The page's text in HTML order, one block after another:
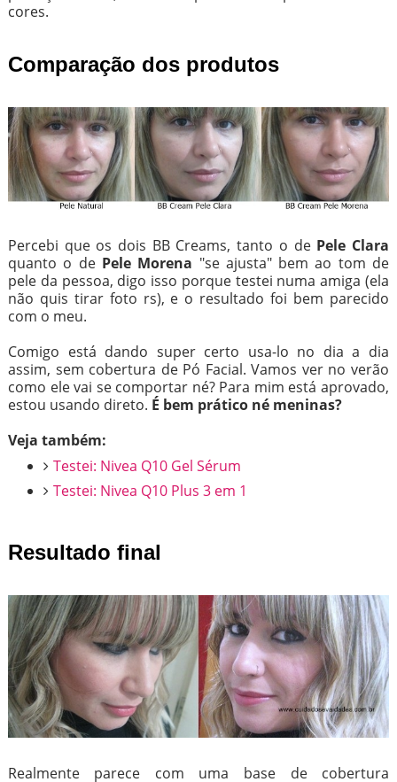
cores.
Comparação dos produtos
Percebi que os dois BB Creams, tanto o de Pele Clara
quanto o de Pele Morena "se ajusta" bem ao tom de
pele da pessoa, digo isso porque testei numa amiga (ela
não quis tirar foto rs), e o resultado foi bem parecido
com o meu.
Comigo está dando super certo usa-lo no dia a dia
assim, sem cobertura de Pó Facial. Vamos ver no verão
como ele vai se comportar né? Para mim está aprovado,
estou usando direto. É bem prático né meninas?
Veja também:
Testei: Nivea Q10 Gel Sérum
Testei: Nivea Q10 Plus 3 em 1
Resultado final
Realmente parece com uma base de cobertura